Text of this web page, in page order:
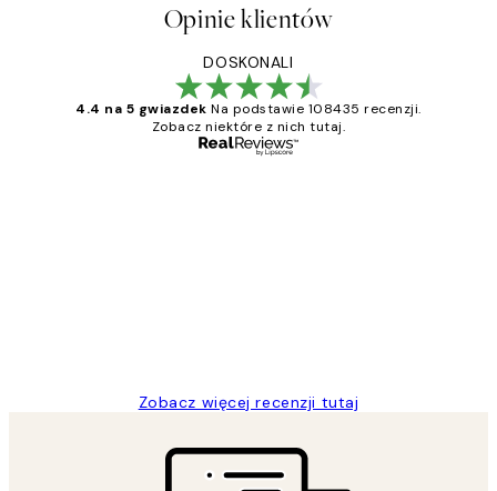
Opinie klientów
DOSKONALI
4.4 na 5 gwiazdek Na podstawie 108435 recenzji.
Zobacz niektóre z nich tutaj.
Zobacz więcej recenzji tutaj